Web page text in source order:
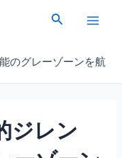
検
Main
のグレーゾーンを航
ジレン